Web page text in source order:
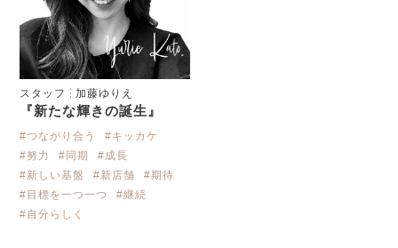
スタッフ 加藤ゆりえ
『新たな輝きの誕生』
#つながり合う
#キッカケ
#努力
#同期
#成長
#新しい基盤
#新店舗
#期待
#目標を一つ一つ
#継続
#自分らしく